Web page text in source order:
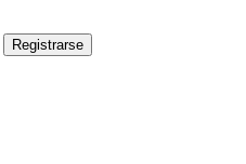
Registrarse